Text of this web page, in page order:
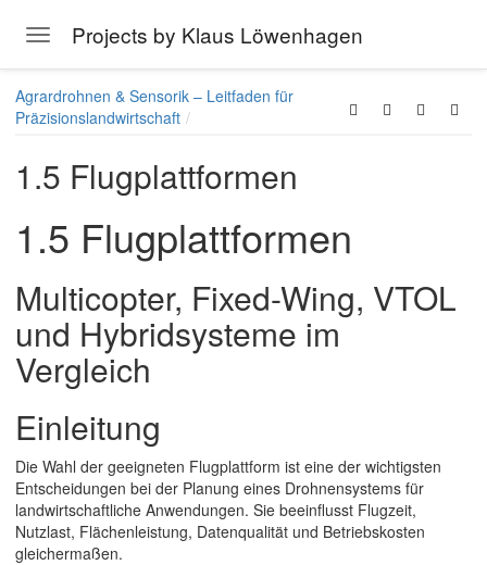
Toggle navigation
Projects by Klaus Löwenhagen
Agrardrohnen & Sensorik – Leitfaden für
Präzisionslandwirtschaft
1.5 Flugplattformen
1.5 Flugplattformen
Multicopter, Fixed-Wing, VTOL
und Hybridsysteme im
Vergleich
Einleitung
Die Wahl der geeigneten Flugplattform ist eine der wichtigsten
Entscheidungen bei der Planung eines Drohnensystems für
landwirtschaftliche Anwendungen. Sie beeinflusst Flugzeit,
Nutzlast, Flächenleistung, Datenqualität und Betriebskosten
gleichermaßen.